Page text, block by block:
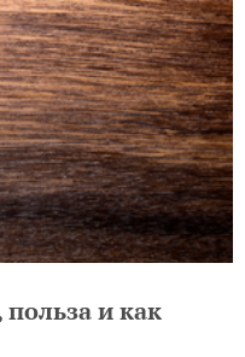
и как